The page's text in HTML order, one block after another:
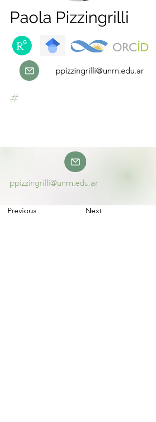
Paola Pizzingrilli
ppizzingrilli@unrn.edu.ar
#
ppizzingrilli@unrn.edu.ar
Previous Next